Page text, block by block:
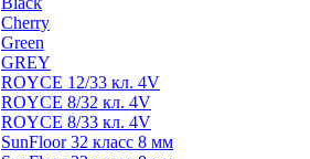
Cherry
Green
GREY
ROYCE 12/33 кл. 4V
ROYCE 8/32 кл. 4V
ROYCE 8/33 кл. 4V
SunFloor 32 класс 8 мм